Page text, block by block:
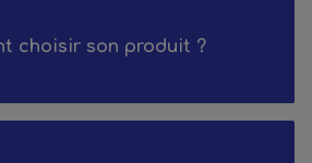
choisir son produit ?